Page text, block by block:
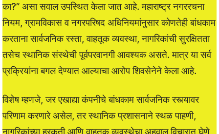
का?” असा सवाल उपस्थित केला जात आहे. महाराष्ट्र नगररचना
नियम, ग्रामविकास व नगरपरिषद अधिनियमांनुसार कोणतेही बांधकाम
करताना सार्वजनिक रस्ता, वाहतूक व्यवस्था, नागरिकांची सुरक्षितता
तसेच स्थानिक संस्थेची पूर्वपरवानगी आवश्यक असते. मात्र या सर्व
प्रक्रियांना बगल देण्यात आल्याचा आरोप शिवसेनेने केला आहे.
विशेष म्हणजे, जर एखाद्या कंपनीचे बांधकाम सार्वजनिक रस्त्यावर
परिणाम करणारे असेल, तर स्थानिक प्रशासनाने स्थळ पाहणी,
नागरिकांच्या हरकती आणि वाहतूक व्यवस्थेचा अहवाल विचारात घेणे